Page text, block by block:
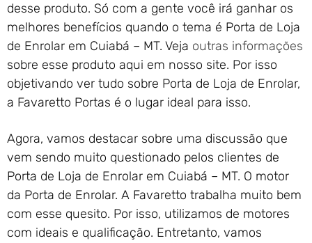
Portão de Garagem de
Enrolar em Nova Friburgo –
RJ
desse produto. Só com a gente você irá ganhar os
melhores benefícios quando o tema é Porta de Loja
de Enrolar em Cuiabá – MT. Veja outras informações
sobre esse produto aqui em nosso site. Por isso
objetivando ver tudo sobre Porta de Loja de Enrolar,
a Favaretto Portas é o lugar ideal para isso.
Agora, vamos destacar sobre uma discussão que
vem sendo muito questionado pelos clientes de
Porta de Loja de Enrolar em Cuiabá – MT. O motor
da Porta de Enrolar. A Favaretto trabalha muito bem
com esse quesito. Por isso, utilizamos de motores
com ideais e qualificação. Entretanto, vamos